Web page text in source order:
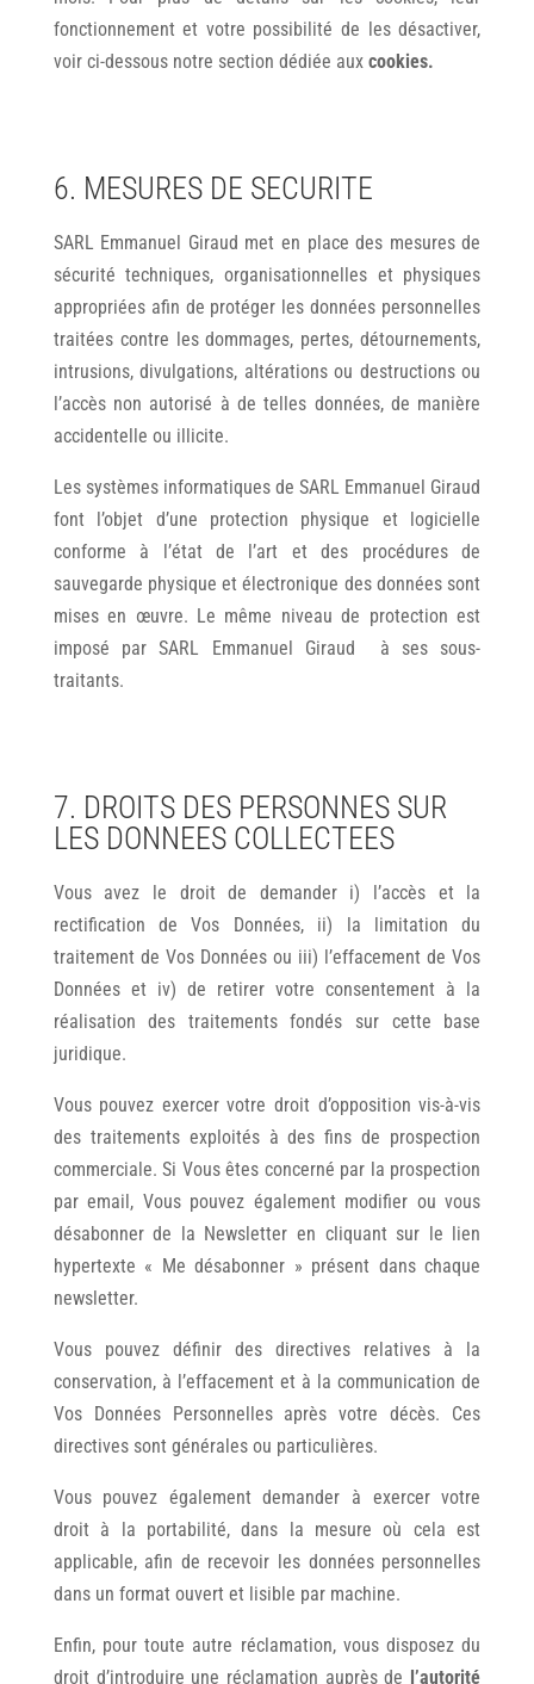
fonctionnement et votre possibilité de les désactiver,
voir ci-dessous notre section dédiée aux cookies.
6. MESURES DE SECURITE
SARL Emmanuel Giraud met en place des mesures de
sécurité techniques, organisationnelles et physiques
appropriées afin de protéger les données personnelles
traitées contre les dommages, pertes, détournements,
intrusions, divulgations, altérations ou destructions ou
l’accès non autorisé à de telles données, de manière
accidentelle ou illicite.
Les systèmes informatiques de SARL Emmanuel Giraud
font l’objet d’une protection physique et logicielle
conforme à l’état de l’art et des procédures de
sauvegarde physique et électronique des données sont
mises en œuvre. Le même niveau de protection est
imposé par SARL Emmanuel Giraud à ses sous-
traitants.
7. DROITS DES PERSONNES SUR
LES DONNEES COLLECTEES
Vous avez le droit de demander i) l’accès et la
rectification de Vos Données, ii) la limitation du
traitement de Vos Données ou iii) l’effacement de Vos
Données et iv) de retirer votre consentement à la
réalisation des traitements fondés sur cette base
juridique.
Vous pouvez exercer votre droit d’opposition vis-à-vis
des traitements exploités à des fins de prospection
commerciale. Si Vous êtes concerné par la prospection
par email, Vous pouvez également modifier ou vous
désabonner de la Newsletter en cliquant sur le lien
hypertexte « Me désabonner » présent dans chaque
newsletter.
Vous pouvez définir des directives relatives à la
conservation, à l’effacement et à la communication de
Vos Données Personnelles après votre décès. Ces
directives sont générales ou particulières.
Vous pouvez également demander à exercer votre
droit à la portabilité, dans la mesure où cela est
applicable, afin de recevoir les données personnelles
dans un format ouvert et lisible par machine.
Enfin, pour toute autre réclamation, vous disposez du
droit d’introduire une réclamation auprès de l’autorité